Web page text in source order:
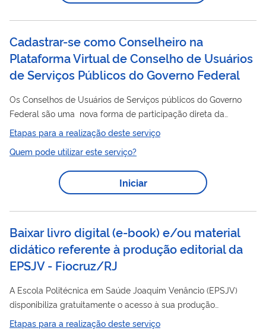
programa e seus editais, e disponibilidade orçamentária....
Cadastrar-se como Conselheiro na
Plataforma Virtual de Conselho de Usuários
de Serviços Públicos do Governo Federal
Os Conselhos de Usuários de Serviços públicos do Governo
Federal são uma nova forma de participação direta da
sociedade na avaliação e melhoria dos serviços públicos , que
conecta os usuários aos gestores responsáveis pelo serviço. O
funcionamento dos conselhos de usuários é totalmente virtual.
Qualquer cidadão pode ser conselheiro, basta voluntariar-se
por meio da Plataforma virtual doConselho
de Usuários de
auxiliarão na melhoria...
Etapas para a realização deste serviço
Quem pode utilizar este serviço?
Iniciar
Baixar livro digital (e-book) e/ou material
didático referente à produção editorial da
EPSJV - Fiocruz/RJ
A Escola Politécnica em Saúde Joaquim Venâncio (EPSJV)
disponibiliza gratuitamente o acesso à sua produção
editorial. No Portal da instituição estão disponíveis quase 100
Etapas para a realização deste serviço